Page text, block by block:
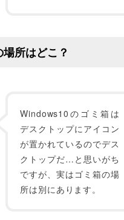
所はどこ？
Windows10のゴミ箱は
デスクトップにアイコン
が置かれているのでデス
クトップだ…と思いがち
ですが、実はゴミ箱の場
所は別にあります。